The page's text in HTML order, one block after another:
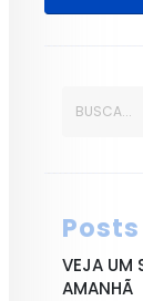
VEJA UM
AMANHÃ